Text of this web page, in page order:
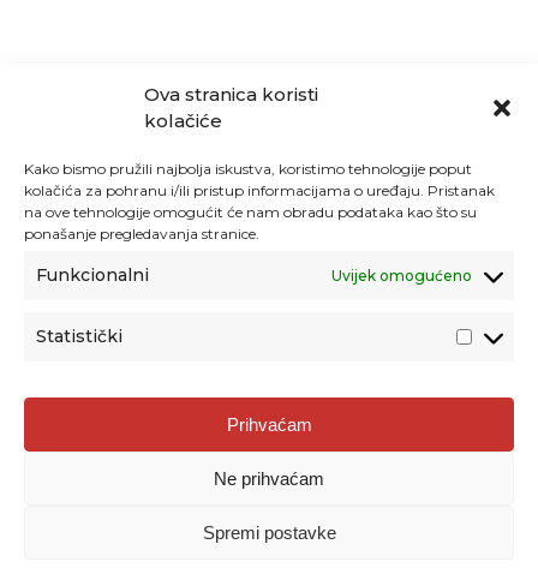
Ova stranica koristi
kolačiće
Kako bismo pružili najbolja iskustva, koristimo tehnologije poput
kolačića za pohranu i/ili pristup informacijama o uređaju. Pristanak
na ove tehnologije omogućit će nam obradu podataka kao što su
ponašanje pregledavanja stranice.
Funkcionalni Uvijek omogućeno
Statistički
Prihvaćam
Ne prihvaćam
Spremi postavke
Agencija za odgoj i obrazovanje
Donje Svetice 38, 10000 Zagreb
1778129
Prenošenje sadržaja dopušteno je uz navođenje izvora.